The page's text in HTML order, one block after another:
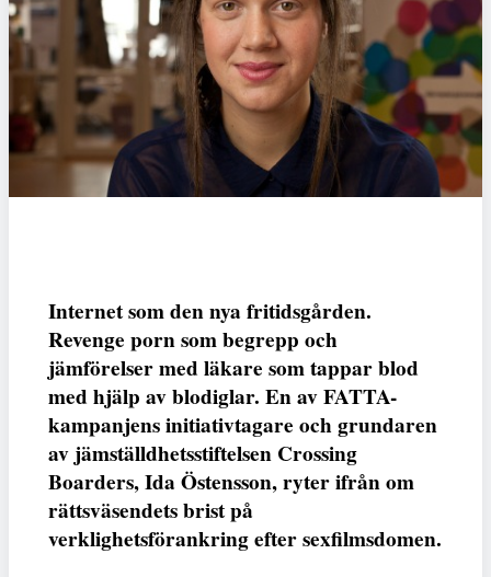
Internet som den nya fritidsgården.
Revenge porn som begrepp och
jämförelser med läkare som tappar blod
med hjälp av blodiglar. En av FATTA-
kampanjens initiativtagare och grundaren
av jämställdhetsstiftelsen Crossing
Boarders, Ida Östensson, ryter ifrån om
rättsväsendets brist på
verklighetsförankring efter sexfilmsdomen.